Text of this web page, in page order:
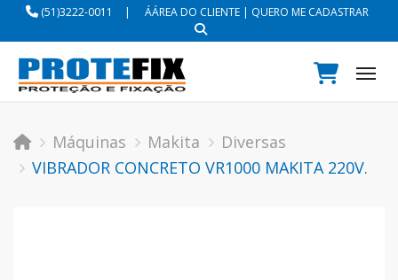
(51)3222-0011 | ÁÁREA DO CLIENTE| QUERO ME CADASTRAR
Máquinas Makita
Diversas
VIBRADOR CONCRETO VR1000 MAKITA 220V.